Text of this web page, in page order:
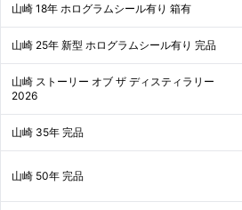
山崎 18年 ホログラムシール有り 箱有
山崎 25年 新型 ホログラムシール有り 完品
山崎 ストーリー オブ ザ ディスティラリー
2026
山崎 35年 完品
山崎 50年 完品